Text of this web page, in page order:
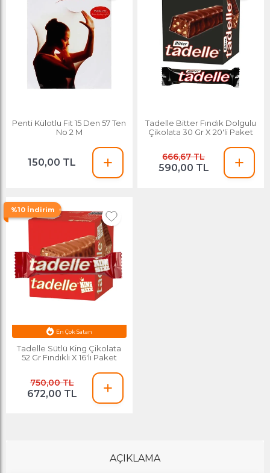
Penti Külotlu Fit 15 Den 57 Ten
No 2 M
150,00 TL
Tadelle Bitter Fındık Dolgulu
Çikolata 30 Gr X 20'li Paket
666,67 TL
590,00 TL
%10 İndirim
En Çok Satan
Tadelle Sütlü King Çikolata
52 Gr Fındıklı X 16'lı Paket
750,00 TL
672,00 TL
AÇIKLAMA